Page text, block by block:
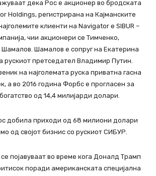
дека Рос е акционер во бродската
Holdings, регистрирана на Кајманските
клиенти на Navigator е SIBUR –
чии акционери се Тимченко,
Шамалов е сопруг на Екатерина
рускиот претседател Владимир Путин.
на најголемата руска приватна гасна
а во 2016 година Форбс е прогласен за
од 14,4 милијарди долари.
добила приходи од 68 милиони долари
од својот бизнис со рускиот СИБУР.
појавуваат во време кога Доналд Трамп
поради американската специјална